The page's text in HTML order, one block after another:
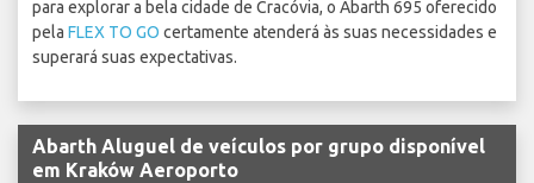
para explorar a bela cidade de Cracóvia, o Abarth 695 oferecido
pela FLEX TO GO certamente atenderá às suas necessidades e
superará suas expectativas.
Abarth Aluguel de veículos por grupo disponível
em Kraków Aeroporto